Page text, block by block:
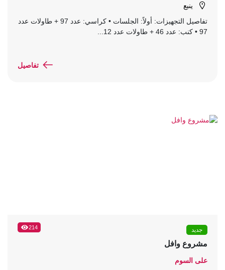
ينبع
تفاصيل التجهيزات: أولاً: الجلسات • كراسي: عدد 97 + طاولات عدد
97 • كنب: عدد 46 + طاولات عدد 12...
تفاصيل
214 جديد
مشروع وافل
على السوم